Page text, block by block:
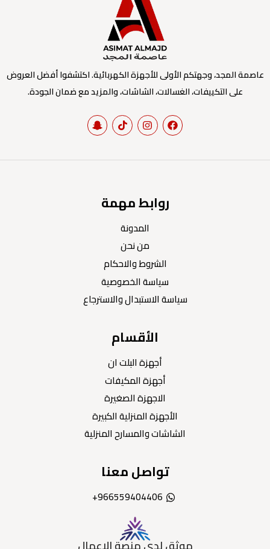
عاصمة المجد، وجهتكم الأولى للأجهزة الكهربائية. اكتشفوا أفضل العروض
على التكييفات، الغسالات، الشاشات، والمزيد مع ضمان الجودة.
روابط مهمة
المدونة
من نحن
الشروط والاحكام
سياسة الخصوصية
سياسة الاستبدال والاسترجاع
الأقسام
أجهزة البلت ان
أجهزة المكيفات
الاجهزة الصغيرة
الأجهزة المنزلية الكبيرة
الشاشات والمسارح المنزلية
تواصل معنا
966559404406+